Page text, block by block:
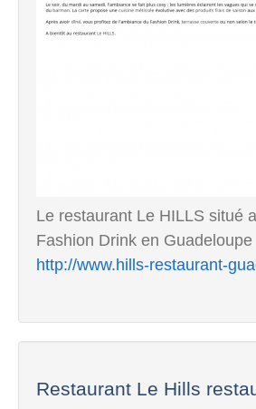
Le restaurant Le HILLS situé
Fashion Drink en Guadeloupe
http://www.hills-restaurant-
Restaurant Le Hills